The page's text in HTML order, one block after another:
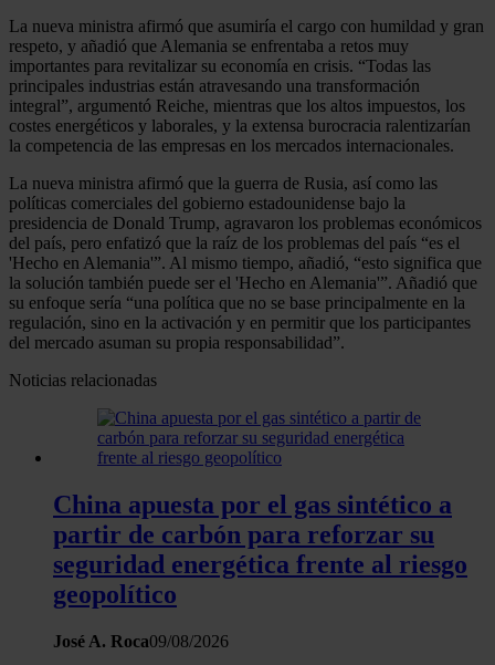
La nueva ministra afirmó que asumiría el cargo con humildad y gran
respeto, y añadió que Alemania se enfrentaba a retos muy
importantes para revitalizar su economía en crisis. “Todas las
principales industrias están atravesando una transformación
integral”, argumentó Reiche, mientras que los altos impuestos, los
costes energéticos y laborales, y la extensa burocracia ralentizarían
la competencia de las empresas en los mercados internacionales.
La nueva ministra afirmó que la guerra de Rusia, así como las
políticas comerciales del gobierno estadounidense bajo la
presidencia de Donald Trump, agravaron los problemas económicos
del país, pero enfatizó que la raíz de los problemas del país “es el
'Hecho en Alemania'”. Al mismo tiempo, añadió, “esto significa que
la solución también puede ser el 'Hecho en Alemania'”. Añadió que
su enfoque sería “una política que no se base principalmente en la
regulación, sino en la activación y en permitir que los participantes
del mercado asuman su propia responsabilidad”.
Noticias relacionadas
China apuesta por el gas sintético a
partir de carbón para reforzar su
seguridad energética frente al riesgo
geopolítico
José A. Roca09/08/2026